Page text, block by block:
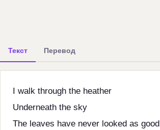
Текст Перевод
I walk through the heather
Underneath the sky
The leaves have never looked as good